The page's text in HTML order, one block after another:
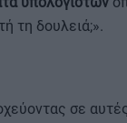
τη δουλειά;».
σε